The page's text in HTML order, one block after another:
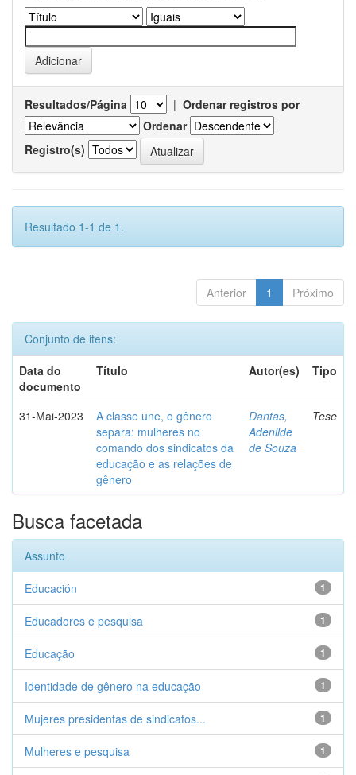
Resultados/Página | Ordenar registros por
Ordenar
Registro(s)
Resultado 1-1 de 1.
Anterior 1 Próximo
Conjunto de itens:
Data do
documento
Título Autor(es) Tipo
31-Mai-2023
A classe une, o gênero
separa: mulheres no
comando dos sindicatos da
educação e as relações de
gênero
Dantas,
Adenilde
de Souza
Tese
Busca facetada
Assunto
1
Educación
1
Educadores e pesquisa
1
Educação
1
Identidade de gênero na educação
1
Mujeres presidentas de sindicatos...
1
Mulheres e pesquisa